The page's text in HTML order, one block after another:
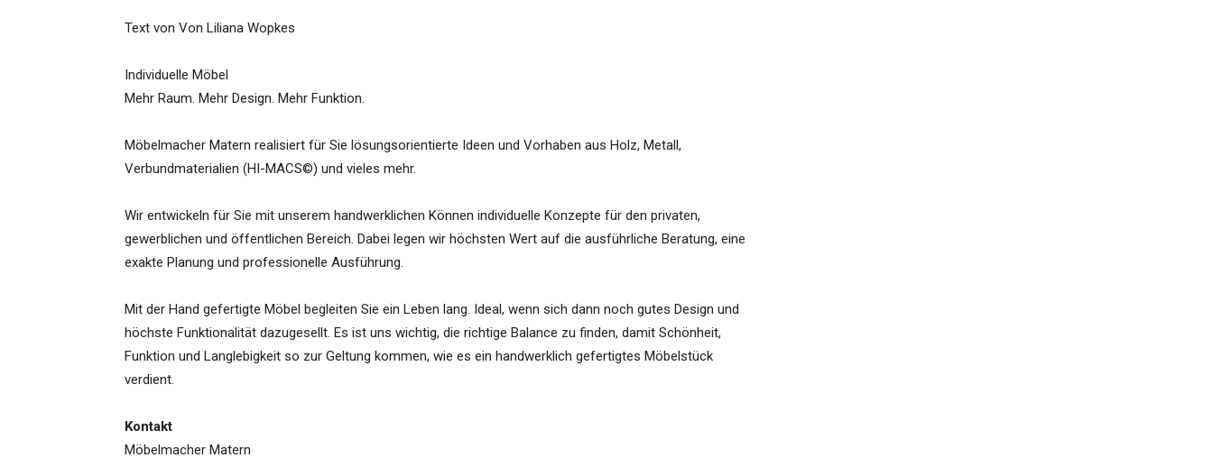
Text von Von Liliana Wopkes
Individuelle Möbel
Mehr Raum. Mehr Design. Mehr Funktion.
Möbelmacher Matern realisiert für Sie lösungsorientierte Ideen und Vorhaben aus Holz, Metall,
Verbundmaterialien (HI-MACS©) und vieles mehr.
Wir entwickeln für Sie mit unserem handwerklichen Können individuelle Konzepte für den privaten,
gewerblichen und öffentlichen Bereich. Dabei legen wir höchsten Wert auf die ausführliche Beratung, eine
exakte Planung und professionelle Ausführung.
Mit der Hand gefertigte Möbel begleiten Sie ein Leben lang. Ideal, wenn sich dann noch gutes Design und
höchste Funktionalität dazugesellt. Es ist uns wichtig, die richtige Balance zu finden, damit Schönheit,
Funktion und Langlebigkeit so zur Geltung kommen, wie es ein handwerklich gefertigtes Möbelstück
verdient.
Kontakt
Möbelmacher Matern